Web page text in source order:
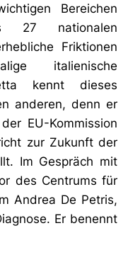
Bereichen
27 nationalen
Friktionen
italienische
kennt dieses
anderen, denn er
EU-Kommission
zur Zukunft der
Im Gespräch mit
des Centrums für
Andrea De Petris,
Er benennt